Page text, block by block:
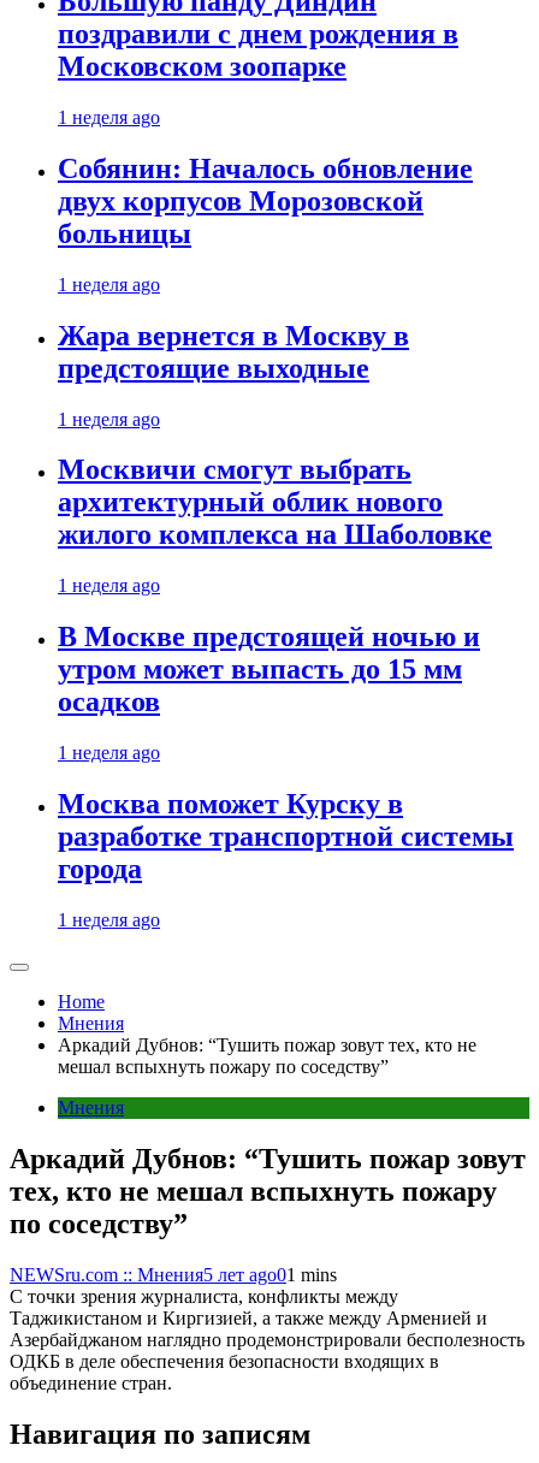
поздравили с днем рождения в
Московском зоопарке
1 неделя ago
Собянин: Началось обновление
двух корпусов Морозовской
больницы
1 неделя ago
Жара вернется в Москву в
предстоящие выходные
1 неделя ago
Москвичи смогут выбрать
архитектурный облик нового
жилого комплекса на Шаболовке
1 неделя ago
В Москве предстоящей ночью и
утром может выпасть до 15 мм
осадков
1 неделя ago
Москва поможет Курску в
разработке транспортной системы
города
1 неделя ago
Home
Мнения
Аркадий Дубнов: “Тушить пожар зовут тех, кто не
мешал вспыхнуть пожару по соседству”
Мнения
Аркадий Дубнов: “Тушить пожар зовут
тех, кто не мешал вспыхнуть пожару
по соседству”
NEWSru.com :: Мнения5 лет ago01 mins
С точки зрения журналиста, конфликты между
Таджикистаном и Киргизией, а также между Арменией и
Азербайджаном наглядно продемонстрировали бесполезность
ОДКБ в деле обеспечения безопасности входящих в
объединение стран.
Навигация по записям